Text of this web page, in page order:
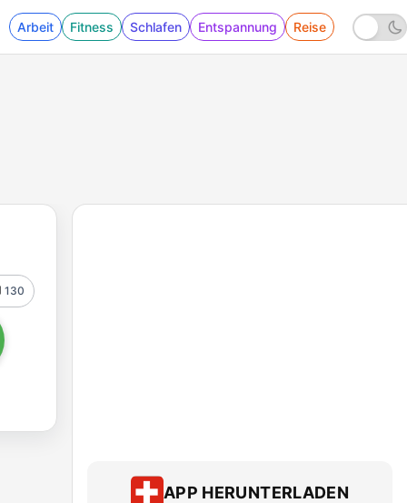
Arbeit Fitness Schlafen Entspannung Reise
130
APP HERUNTERLADEN